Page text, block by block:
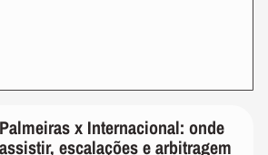
Palmeiras x Internacional: onde
assistir, escalações e arbitragem